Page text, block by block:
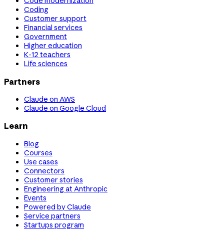
Coding
Customer support
Financial services
Government
Higher education
K-12 teachers
Life sciences
Partners
Claude on AWS
Claude on Google Cloud
Learn
Blog
Courses
Use cases
Connectors
Customer stories
Engineering at Anthropic
Events
Powered by Claude
Service partners
Startups program